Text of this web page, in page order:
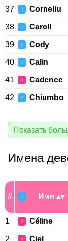
37 ♂ Corneliu
38 ♂ Caroll
39 ♂ Cody
40 ♂ Calin
41 ♀ Cadence
42 ♂ Chiumbo
Показать
Имена
# ♂ Имя
1 ♀ Céline
2 ♀ Ciel